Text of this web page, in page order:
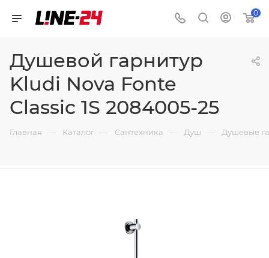
0
Душевой гарнитур
Kludi Nova Fonte
Classic 1S 2084005-25
Главная — Каталог — Сантехника — Душ — Душевые